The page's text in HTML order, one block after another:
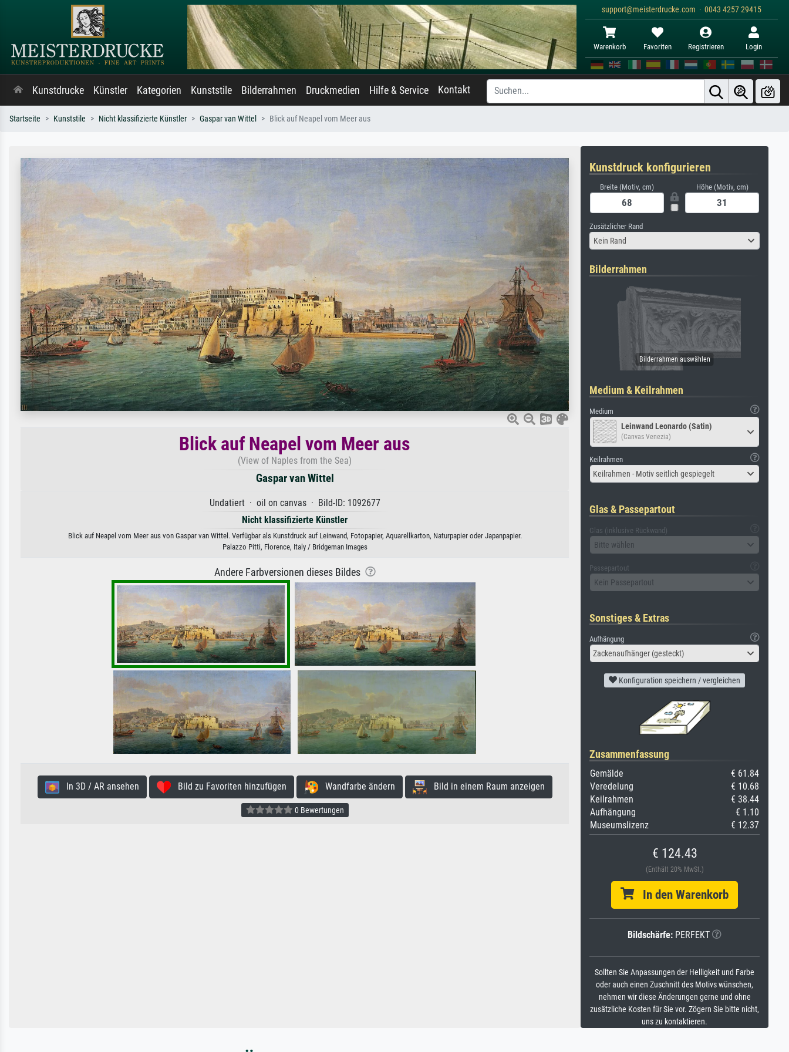
support@meisterdrucke.com · 0043 4257 29415
Warenkorb Favoriten Registrieren Login
Kunstdrucke Künstler Kategorien Kunststile Bilderrahmen Druckmedien Hilfe & Service Kontakt
Startseite Kunststile Nicht klassifizierte Künstler Gaspar van Wittel Blick auf Neapel vom Meer aus
Blick auf Neapel vom Meer aus
(View of Naples from the Sea)
Gaspar van Wittel
Undatiert · oil on canvas · Bild-ID: 1092677
Nicht klassifizierte Künstler
Blick auf Neapel vom Meer aus von Gaspar van Wittel. Verfügbar als Kunstdruck auf Leinwand, Fotopapier, Aquarellkarton, Naturpapier oder Japanpapier.
Palazzo Pitti, Florence, Italy / Bridgeman Images
Andere Farbversionen dieses Bildes
In 3D / AR ansehen Bild zu Favoriten hinzufügen Wandfarbe ändern Bild in einem Raum anzeigen
0 Bewertungen
Kunstdruck konfigurieren
Breite (Motiv, cm) Höhe (Motiv, cm)
Zusätzlicher Rand
Kein Rand
Bilderrahmen
Medium & Keilrahmen
Medium
Leinwand Leonardo (Satin)
(Canvas Venezia)
Keilrahmen
Keilrahmen - Motiv seitlich gespiegelt
Glas & Passepartout
Glas (inklusive Rückwand)
Bitte wählen
Passepartout
Kein Passepartout
Sonstiges & Extras
Aufhängung
Zackenaufhänger (gesteckt)
Konfiguration speichern / vergleichen
Zusammenfassung
Gemälde
€ 61.84
Veredelung
€ 10.68
Keilrahmen
€ 38.44
Aufhängung
€ 1.10
Museumslizenz
€ 12.37
€ 124.43
(Enthält 20% MwSt.)
In den Warenkorb
Bildschärfe: PERFEKT
Sollten Sie Anpassungen der Helligkeit und Farbe
oder auch einen Zuschnitt des Motivs wünschen,
nehmen wir diese Änderungen gerne und ohne
zusätzliche Kosten für Sie vor. Zögern Sie bitte nicht,
uns zu kontaktieren.